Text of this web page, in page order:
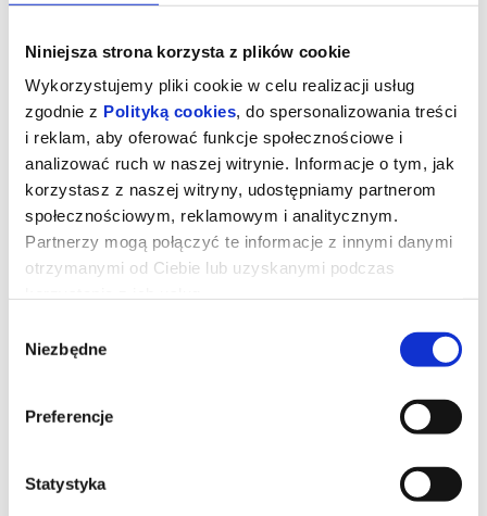
Niniejsza strona korzysta z plików cookie
Wykorzystujemy pliki cookie w celu realizacji usług
zgodnie z Polityką cookies, do spersonalizowania treści
i reklam, aby oferować funkcje społecznościowe i
analizować ruch w naszej witrynie. Informacje o tym, jak
korzystasz z naszej witryny, udostępniamy partnerom
społecznościowym, reklamowym i analitycznym.
Partnerzy mogą połączyć te informacje z innymi danymi
otrzymanymi od Ciebie lub uzyskanymi podczas
zgody
Niezbędne
Preferencje
Statystyka
Mów mi Jimpa
Reżyserka Hannah (Olivia Colman) podróżuje z mężem Harrym
Hyde) z Australii do Amsterdamu, by odwiedzić swojego ojca,
ekscentrycznego i nieprzewidywalnego Jimpę (John Lithgow).
Gdy Frances oznajmia, że zamiast wracać do domu chce zostać z
„Mów mi Jimpa” to słodko-gorzki portret rodziny, w której bliskość